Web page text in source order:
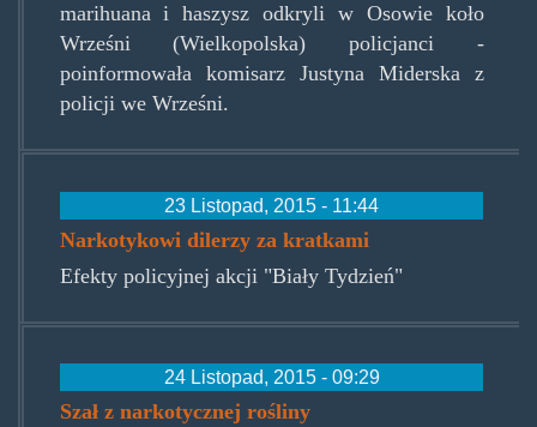
marihuana i haszysz odkryli w Osowie koło
Wrześni (Wielkopolska) policjanci -
poinformowała komisarz Justyna Miderska z
policji we Wrześni.
23 Listopad, 2015 - 11:44
Narkotykowi dilerzy za kratkami
Efekty policyjnej akcji "Biały Tydzień"
24 Listopad, 2015 - 09:29
Szał z narkotycznej rośliny